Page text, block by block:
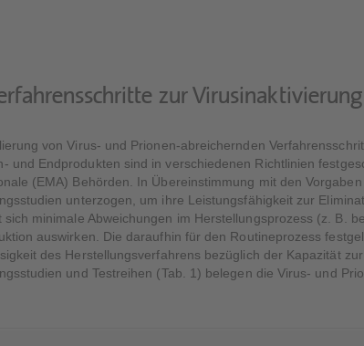
zur Virusinaktivierung
von Virus- und Prionen-abreichernden
und Endprodukten sind in verschiedenen Richtlinien
(EMA) Behörden. In Übereinstimmung mit den
unterzogen, um ihre Leistungsfähigkeit zur
sich minimale Abweichungen im Herstellungsprozess (z. B.
auswirken. Die daraufhin für den Routineprozess
des Herstellungsverfahrens bezüglich der Kapazität
und Testreihen (Tab. 1) belegen die Virus- und